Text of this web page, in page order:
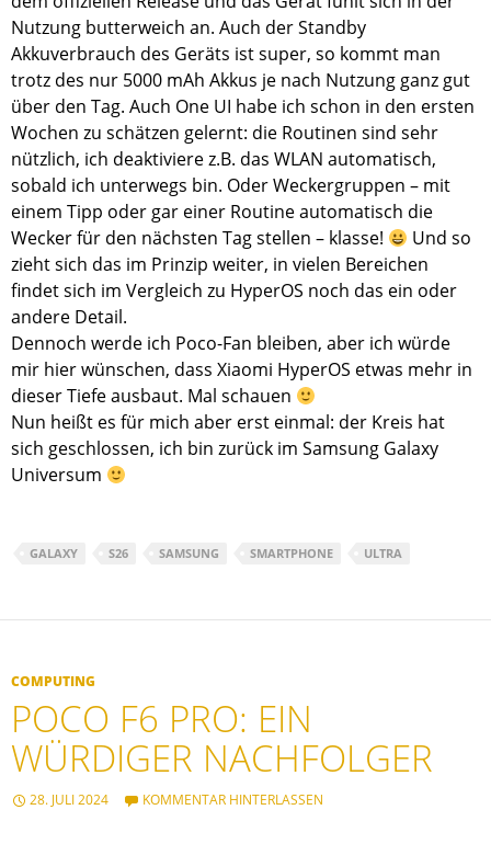
Nutzung butterweich an. Auch der Standby
Akkuverbrauch des Geräts ist super, so kommt man
trotz des nur 5000 mAh Akkus je nach Nutzung ganz gut
über den Tag. Auch One UI habe ich schon in den ersten
Wochen zu schätzen gelernt: die Routinen sind sehr
nützlich, ich deaktiviere z.B. das WLAN automatisch,
sobald ich unterwegs bin. Oder Weckergruppen – mit
einem Tipp oder gar einer Routine automatisch die
Wecker für den nächsten Tag stellen – klasse!
Und so
zieht sich das im Prinzip weiter, in vielen Bereichen
findet sich im Vergleich zu HyperOS noch das ein oder
andere Detail.
Dennoch werde ich Poco-Fan bleiben, aber ich würde
mir hier wünschen, dass Xiaomi HyperOS etwas mehr in
dieser Tiefe ausbaut. Mal schauen
Nun heißt es für mich aber erst einmal: der Kreis hat
sich geschlossen, ich bin zurück im Samsung Galaxy
Universum
GALAXY S26 SAMSUNG SMARTPHONE ULTRA
COMPUTING
POCO F6 PRO: EIN
WÜRDIGER NACHFOLGER
28. JULI 2024 KOMMENTAR HINTERLASSEN